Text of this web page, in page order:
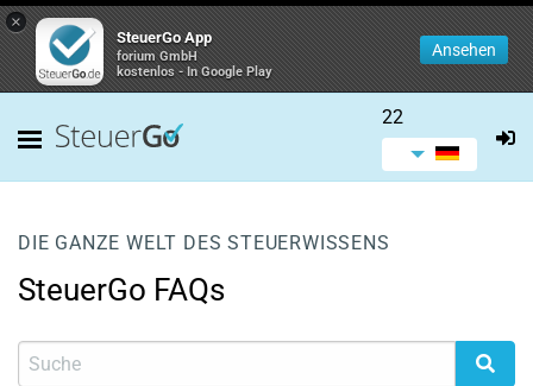
×
SteuerGo App
forium GmbH
kostenlos - In Google Play
Ansehen
22
DIE GANZE WELT DES STEUERWISSENS
SteuerGo FAQs